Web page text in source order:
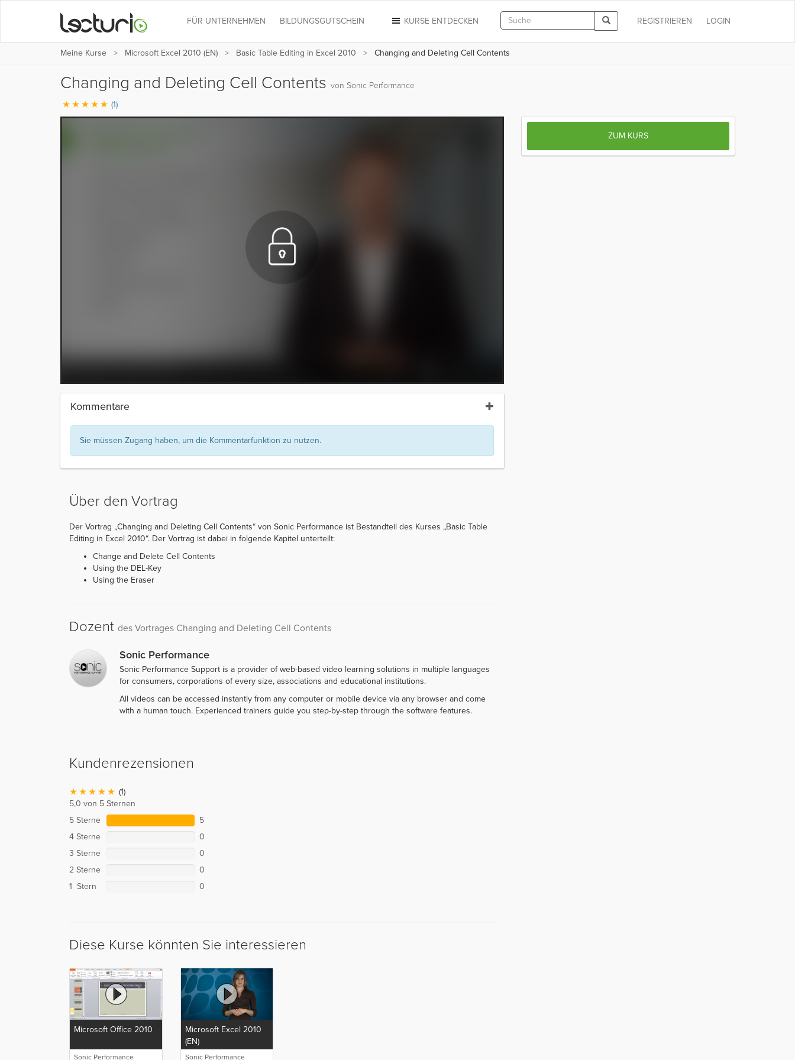
LOGIN
REGISTRIEREN
KURSE ENTDECKEN
FÜR UNTERNEHMEN BILDUNGSGUTSCHEIN
Meine Kurse Microsoft Excel 2010 (EN) Basic Table Editing in Excel 2010 Changing and Deleting Cell Contents
Changing and Deleting Cell Contents von Sonic Performance
(1)
Kommentare
Sie müssen Zugang haben, um die Kommentarfunktion zu nutzen.
Über den Vortrag
Der Vortrag „Changing and Deleting Cell Contents“ von Sonic Performance ist Bestandteil des Kurses „Basic Table
Editing in Excel 2010“. Der Vortrag ist dabei in folgende Kapitel unterteilt:
Change and Delete Cell Contents
Using the DEL-Key
Using the Eraser
Dozent des Vortrages Changing and Deleting Cell Contents
Sonic Performance
Sonic Performance Support is a provider of web-based video learning solutions in multiple languages
for consumers, corporations of every size, associations and educational institutions.
All videos can be accessed instantly from any computer or mobile device via any browser and come
with a human touch. Experienced trainers guide you step-by-step through the software features.
Kundenrezensionen
(1)
5,0 von 5 Sternen
5 Sterne
5
4 Sterne
0
3 Sterne
0
2 Sterne
0
1 Stern
0
Diese Kurse könnten Sie interessieren
Microsoft Office 2010
Sonic Performance
Microsoft Excel 2010
(EN)
Sonic Performance
ZUM KURS